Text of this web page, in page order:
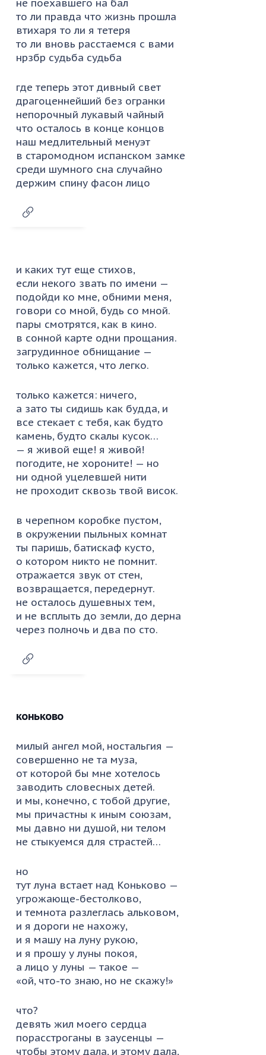
не поехавшего на бал
то ли правда что жизнь прошла
втихаря то ли я тетеря
то ли вновь расстаемся с вами
нрзбр судьба судьба
где теперь этот дивный свет
драгоценнейший без огранки
непорочный лукавый чайный
что осталось в конце концов
наш медлительный менуэт
в старомодном испанском замке
среди шумного сна случайно
держим спину фасон лицо
и каких тут еще стихов,
если некого звать по имени —
подойди ко мне, обними меня,
говори со мной, будь со мной.
пары смотрятся, как в кино.
в сонной карте одни прощания.
загрудинное обнищание —
только кажется, что легко.
только кажется: ничего,
а зато ты сидишь как будда, и
все стекает с тебя, как будто
камень, будто скалы кусок…
— я живой еще! я живой!
погодите, не хороните! — но
ни одной уцелевшей нити
не проходит сквозь твой висок.
в черепном коробке пустом,
в окружении пыльных комнат
ты паришь, батискаф кусто,
о котором никто не помнит.
отражается звук от стен,
возвращается, передернут.
не осталось душевных тем,
и не всплыть до земли, до дерна
через полночь и два по сто.
коньково
милый ангел мой, ностальгия —
совершенно не та муза,
от которой бы мне хотелось
заводить словесных детей.
и мы, конечно, с тобой другие,
мы причастны к иным союзам,
мы давно ни душой, ни телом
не стыкуемся для страстей…
но
тут луна встает над Коньково —
угрожающе-бестолково,
и темнота разлеглась альковом,
и я дороги не нахожу,
и я машу на луну рукою,
и я прошу у луны покоя,
а лицо у луны — такое —
«ой, что-то знаю, но не скажу!»
что?
девять жил моего сердца
порасстроганы в заусенцы —
чтобы этому дала, и этому дала,